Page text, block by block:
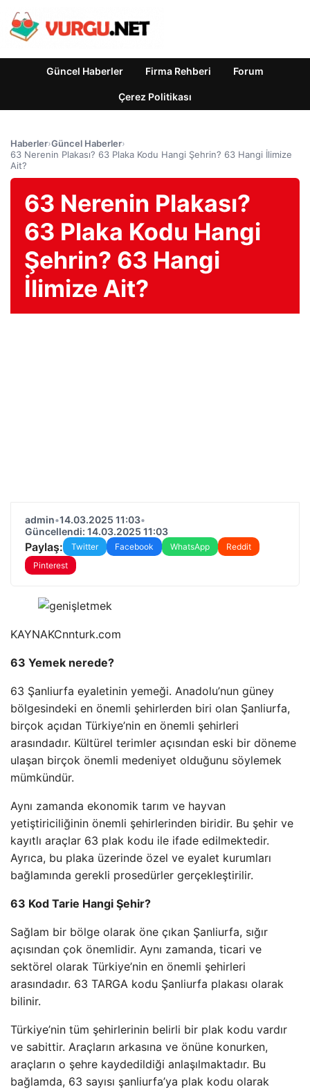
Güncel Haberler Firma Rehberi Forum
Çerez Politikası
Haberler›Güncel Haberler›
63 Nerenin Plakası? 63 Plaka Kodu Hangi Şehrin? 63 Hangi İlimize
Ait?
63 Nerenin Plakası?
63 Plaka Kodu Hangi
Şehrin? 63 Hangi
İlimize Ait?
admin•14.03.2025 11:03•
Güncellendi: 14.03.2025 11:03
Paylaş: Twitter Facebook WhatsApp
Reddit
Pinterest
KAYNAKCnnturk.com
63 Yemek nerede?
63 Şanliurfa eyaletinin yemeği. Anadolu’nun güney
bölgesindeki en önemli şehirlerden biri olan Şanliurfa,
birçok açıdan Türkiye’nin en önemli şehirleri
arasındadır. Kültürel terimler açısından eski bir döneme
ulaşan birçok önemli medeniyet olduğunu söylemek
mümkündür.
Aynı zamanda ekonomik tarım ve hayvan
yetiştiriciliğinin önemli şehirlerinden biridir. Bu şehir ve
kayıtlı araçlar 63 plak kodu ile ifade edilmektedir.
Ayrıca, bu plaka üzerinde özel ve eyalet kurumları
bağlamında gerekli prosedürler gerçekleştirilir.
63 Kod Tarie Hangi Şehir?
Sağlam bir bölge olarak öne çıkan Şanliurfa, sığır
açısından çok önemlidir. Aynı zamanda, ticari ve
sektörel olarak Türkiye’nin en önemli şehirleri
arasındadır. 63 TARGA kodu Şanliurfa plakası olarak
bilinir.
Türkiye’nin tüm şehirlerinin belirli bir plak kodu vardır
ve sabittir. Araçların arkasına ve önüne konurken,
araçların o şehre kaydedildiği anlaşılmaktadır. Bu
bağlamda, 63 sayısı şanliurfa’ya plak kodu olarak